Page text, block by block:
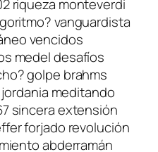
riqueza monteverdi
vanguardista
vencidos
medel desafíos
golpe brahms
meditando
sincera extensión
forjado revolución
abderramán